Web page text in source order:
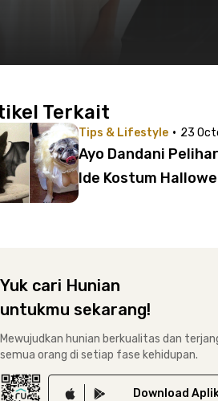
Terkait
Tips & Lifestyle · 23
Ayo Dandani
Ide Kostum
Yuk cari Hunian
untukmu sekarang!
Mewujudkan hunian berkualitas dan
semua orang di setiap fase kehidupan.
Download